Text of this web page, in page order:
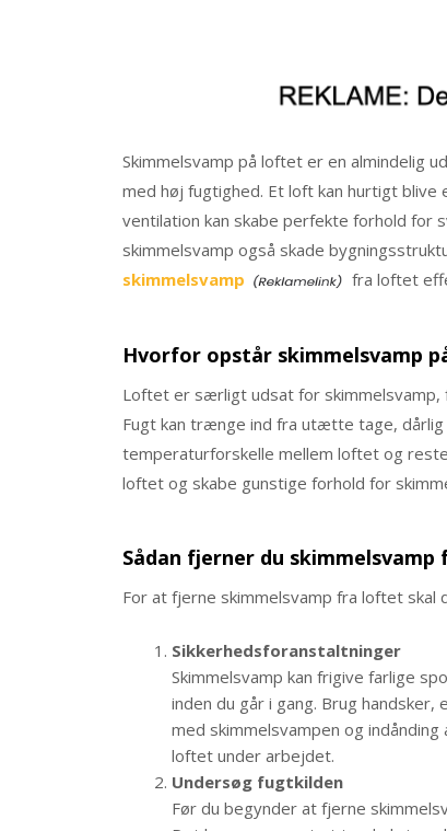
Skimmelsvamp på loftet er en almindelig
med høj fugtighed. Et loft kan hurtigt
ventilation kan skabe perfekte forhold for
skimmelsvamp også skade
skimmelsvamp
fra loftet
Hvorfor opstår skimmelsvamp
Loftet er særligt udsat for skimmelsvamp,
Fugt kan trænge ind fra utætte tage, dårlig
temperaturforskelle mellem loftet og
loftet og skabe gunstige forhold for
Sådan fjerner du
For at fjerne skimmelsvamp fra loftet skal
Sikkerhedsforanstaltninger
Skimmelsvamp kan frigive farlige
inden du går i gang. Brug
med skimmelsvampen og
loftet under arbejdet.
Undersøg fugtkilden
Før du begynder at fjerne